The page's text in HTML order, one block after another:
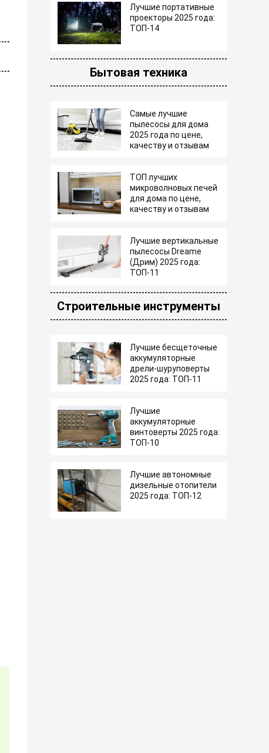
Лучшие портативные
проекторы 2025 года:
ТОП-14
Бытовая техника
Самые лучшие
пылесосы для дома
2025 года по цене,
качеству и отзывам
ТОП лучших
микроволновых печей
для дома по цене,
качеству и отзывам
Лучшие вертикальные
пылесосы Dreame
(Дрим) 2025 года:
ТОП-11
Строительные инструменты
Лучшие бесщеточные
аккумуляторные
дрели-шуруповерты
2025 года: ТОП-11
Лучшие
аккумуляторные
винтоверты 2025 года:
ТОП-10
Лучшие автономные
дизельные отопители
2025 года: ТОП-12